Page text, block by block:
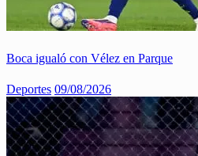
Boca igualó con Vélez en Parque
Deportes 09/08/2026